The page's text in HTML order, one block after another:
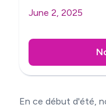
June 2, 2025
En ce début d'été,